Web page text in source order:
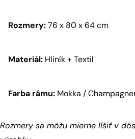
Rozmery:76 x 80 x 64 cm
Materiál: Hliník + Textil
Farba rámu: Mokka /
Rozmery sa môžu mierne líšiť v